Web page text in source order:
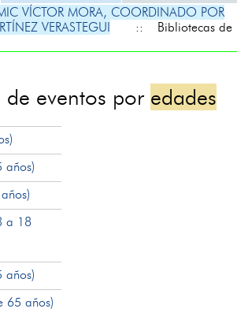
VÍCTOR MORA, COORDINADO POR
VERASTEGUI
:: Bibliotecas de
eventos por edades
años)
a 18
años)
65 años)